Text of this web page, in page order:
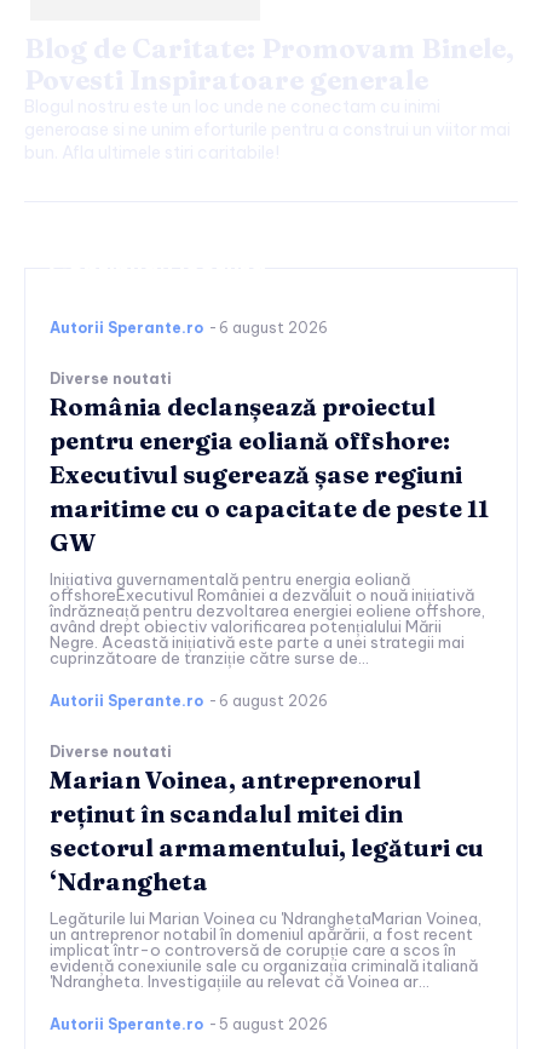
Autorii Sperante.ro - 6 august 2026
Diverse noutati
România declanșează proiectul
pentru energia eoliană offshore:
Executivul sugerează șase regiuni
maritime cu o capacitate de peste 11
GW
Inițiativa guvernamentală pentru energia eoliană
offshoreExecutivul României a dezvăluit o nouă inițiativă
îndrăzneață pentru dezvoltarea energiei eoliene offshore,
având drept obiectiv valorificarea potențialului Mării
Negre. Această inițiativă este parte a unei strategii mai
cuprinzătoare de tranziție către surse de...
Autorii Sperante.ro - 6 august 2026
Diverse noutati
Marian Voinea, antreprenorul
reținut în scandalul mitei din
sectorul armamentului, legături cu
‘Ndrangheta
Legăturile lui Marian Voinea cu 'NdranghetaMarian Voinea,
un antreprenor notabil în domeniul apărării, a fost recent
implicat într-o controversă de corupție care a scos în
evidență conexiunile sale cu organizația criminală italiană
'Ndrangheta. Investigațiile au relevat că Voinea ar...
Autorii Sperante.ro - 5 august 2026